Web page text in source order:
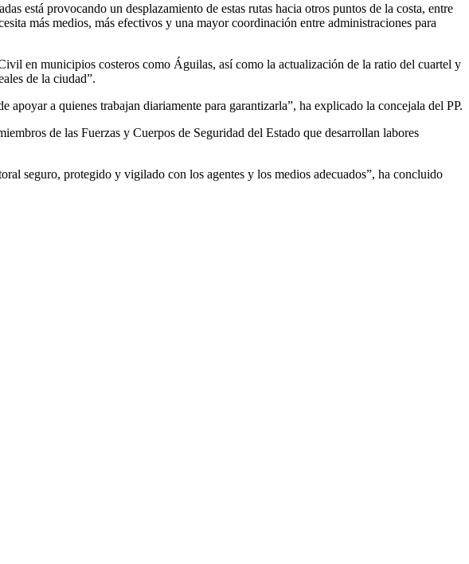
está provocando un desplazamiento de estas rutas hacia otros puntos de la costa, entre
más medios, más efectivos y una mayor coordinación entre administraciones para
en municipios costeros como Águilas, así como la actualización de la ratio del cuartel y
de la ciudad”.
a quienes trabajan diariamente para garantizarla”, ha explicado la concejala del PP.
de las Fuerzas y Cuerpos de Seguridad del Estado que desarrollan labores
seguro, protegido y vigilado con los agentes y los medios adecuados”, ha concluido